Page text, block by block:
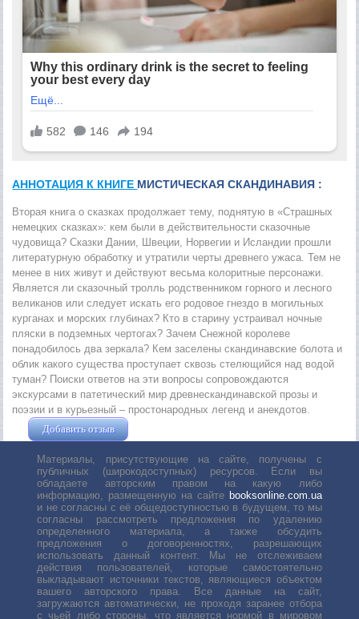
АННОТАЦИЯ К КНИГЕ МИСТИЧЕСКАЯ СКАНДИНАВИЯ :
Вторая книга о сказках продолжает тему, поднятую в «Страшных
немецких сказках»: кем были в действительности сказочные
чудовища? Сказки Дании, Швеции, Норвегии и Исландии прошли
литературную обработку и утратили черты древнего ужаса. Тем не
менее в них живут и действуют весьма колоритные персонажи.
Является ли сказочный тролль родственником горного и лесного
великанов или следует искать его родовое гнездо в могильных
курганах и морских глубинах? Кто в старину устраивал ночные
пляски в подземных чертогах? Зачем Снежной королеве
понадобилось два зеркала? Кем заселены скандинавские болота и
облик какого существа проступает сквозь стелющийся над водой
туман? Поиски ответов на эти вопросы сопровождаются
экскурсами в патетический мир древнескандинавской прозы и
поэзии и в курьезный – простонародных легенд и анекдотов.
Добавить отзыв
Материалы, присутствующие на сайте, получены с
публичных (широкодоступных) ресурсов. Если вы
обладаете авторским правом на какую либо
информацию, размещенную на сайте booksonline.com.ua
и не согласны с её общедоступностью в будущем, то мы
согласны рассмотреть предложения по удалению
определенного материала, а также обсудить
предложения о договоренностях, разрешающих
использовать данный контент. Мы не отслеживаем
действия пользователей, которые самостоятельно
выкладывают источники текстов, являющиеся объектом
вашего авторского права. Все данные на сайт,
загружаются автоматически, не проходя заранее отбора
с чьей либо стороны, что является нормой в мировом